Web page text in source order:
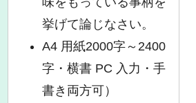
挙げて論じなさい。
A4 用紙2000字～2400
字・横書 PC 入力・手
書き両方可）